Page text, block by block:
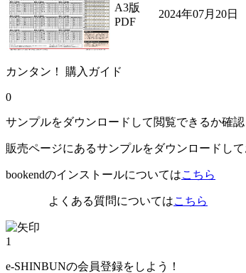
A3版
PDF
2024年07月20
カンタン！ 購入ガイド
0
サンプルをダウンロードして閲覧できるか確認
販売ページにあるサンプルをダウンロードし
bookendのインストールについてはこちら
よくある質問についてはこちら
1
e-SHINBUNの会員登録をしよう！